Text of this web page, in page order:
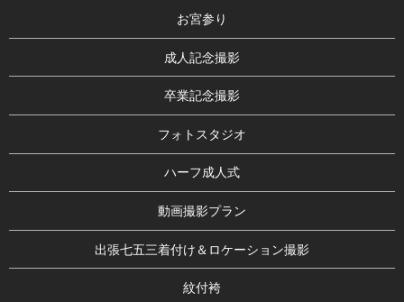
お宮参り
成人記念撮影
卒業記念撮影
フォトスタジオ
ハーフ成人式
動画撮影プラン
出張七五三着付け＆ロケーション撮影
紋付袴